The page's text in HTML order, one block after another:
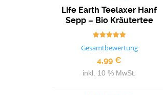
Life Earth Teelaxer Hanf
Sepp – Bio Kräutertee
5.00
Gesamtbewertung
4,99€
inkl. 10 % MwSt.